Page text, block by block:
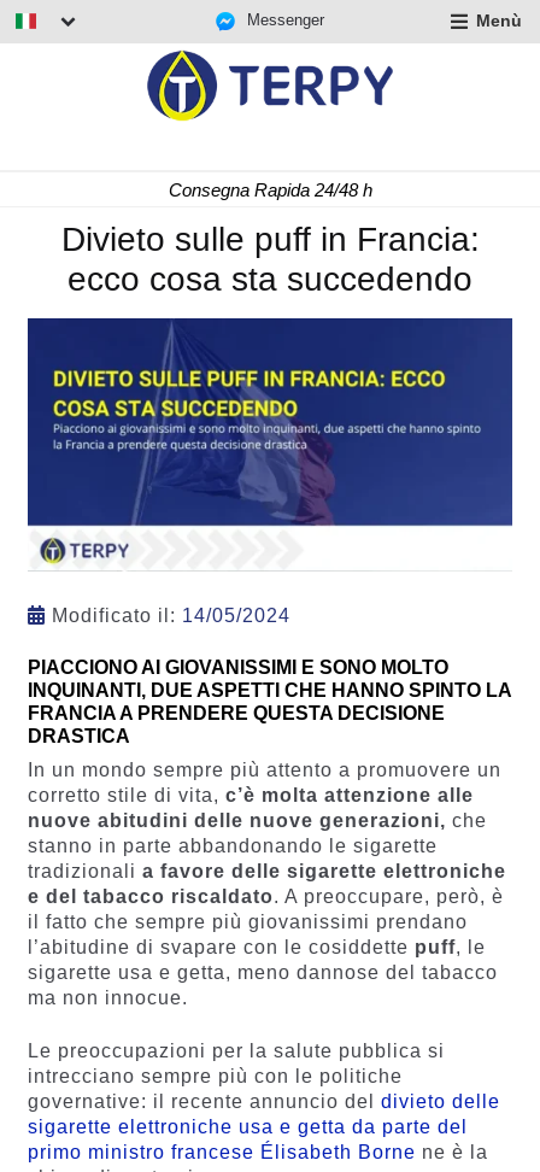
Messenger Menù
Consegna Rapida 24/48 h
Divieto sulle puff in Francia:
ecco cosa sta succedendo
Modificato il: 14/05/2024
PIACCIONO AI GIOVANISSIMI E SONO MOLTO
INQUINANTI, DUE ASPETTI CHE HANNO SPINTO LA
FRANCIA A PRENDERE QUESTA DECISIONE
DRASTICA
In un mondo sempre più attento a promuovere un
corretto stile di vita, c’è molta attenzione alle
nuove abitudini delle nuove generazioni, che
stanno in parte abbandonando le sigarette
tradizionali a favore delle sigarette elettroniche
e del tabacco riscaldato. A preoccupare, però, è
il fatto che sempre più giovanissimi prendano
l’abitudine di svapare con le cosiddette puff, le
sigarette usa e getta, meno dannose del tabacco
ma non innocue.
Le preoccupazioni per la salute pubblica si
intrecciano sempre più con le politiche
governative: il recente annuncio del divieto delle
sigarette elettroniche usa e getta da parte del
primo ministro francese Élisabeth Borne ne è la